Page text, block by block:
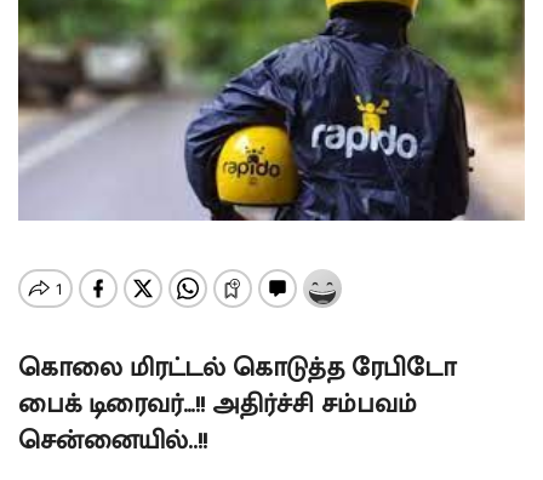
கொலை மிரட்டல் கொடுத்த ரேபிடோ
பைக் டிரைவர்…!! அதிர்ச்சி சம்பவம்
சென்னையில்..!!